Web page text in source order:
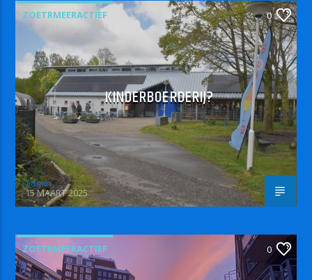
ZOETRMEERACTIEF 0
KINDERBOERDERIJ?
admin
15 MAART 2025
ZOETRMEERACTIEF 0